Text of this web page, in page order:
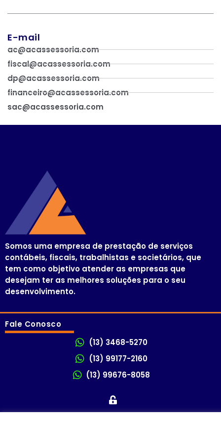
E-mail
ac@acassessoria.com
fiscal@acassessoria.com
dp@acassessoria.com
financeiro@acassessoria.com
sac@acassessoria.com
Somos uma empresa de prestação de serviços
contábeis, fiscais, trabalhistas e societários, que
tem como objetivo atender as empresas que
desejam ter as melhores soluções para o seu
desenvolvimento.
Fale Conosco
(13) 3468-5270
(13) 99177-2160
(13) 99676-8058